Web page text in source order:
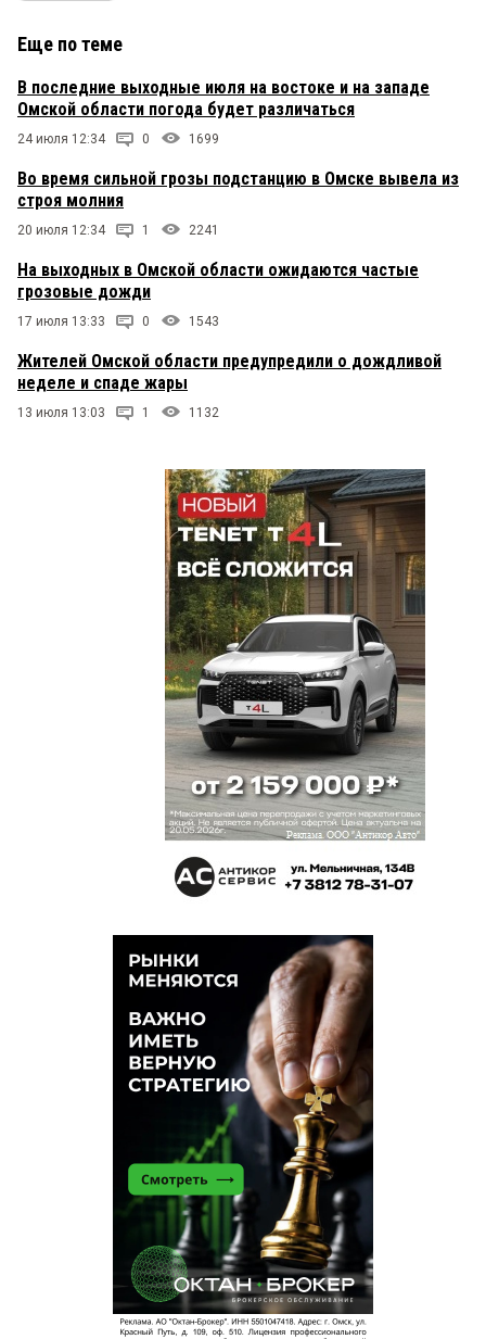
Еще по теме
В последние выходные июля на востоке и на западе
Омской области погода будет различаться
24 июля 12:34 0 1699
Во время сильной грозы подстанцию в Омске вывела из
строя молния
20 июля 12:34 1 2241
На выходных в Омской области ожидаются частые
грозовые дожди
17 июля 13:33 0 1543
Жителей Омской области предупредили о дождливой
неделе и спаде жары
13 июля 13:03 1 1132